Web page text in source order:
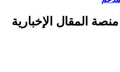
المقال الإخبارية